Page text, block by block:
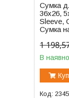
Сумка
36х26,
Sleeve,
Сумка
1
В